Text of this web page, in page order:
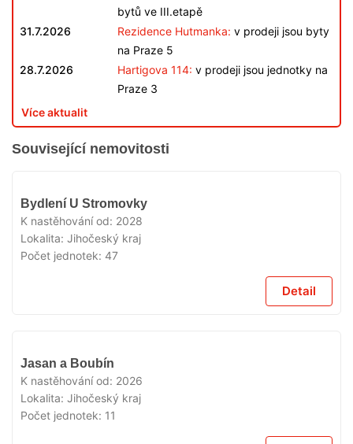
bytů ve III.etapě
31.7.2026
Rezidence Hutmanka: v prodeji jsou byty
na Praze 5
28.7.2026
Hartigova 114: v prodeji jsou jednotky na
Praze 3
Více aktualit
Související nemovitosti
Bydlení U Stromovky
K nastěhování od: 2028
Lokalita: Jihočeský kraj
Počet jednotek: 47
Detail
Jasan a Boubín
K nastěhování od: 2026
Lokalita: Jihočeský kraj
Počet jednotek: 11